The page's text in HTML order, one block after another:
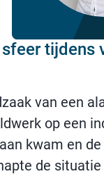
tijdens
van een
op een
kwam en
de